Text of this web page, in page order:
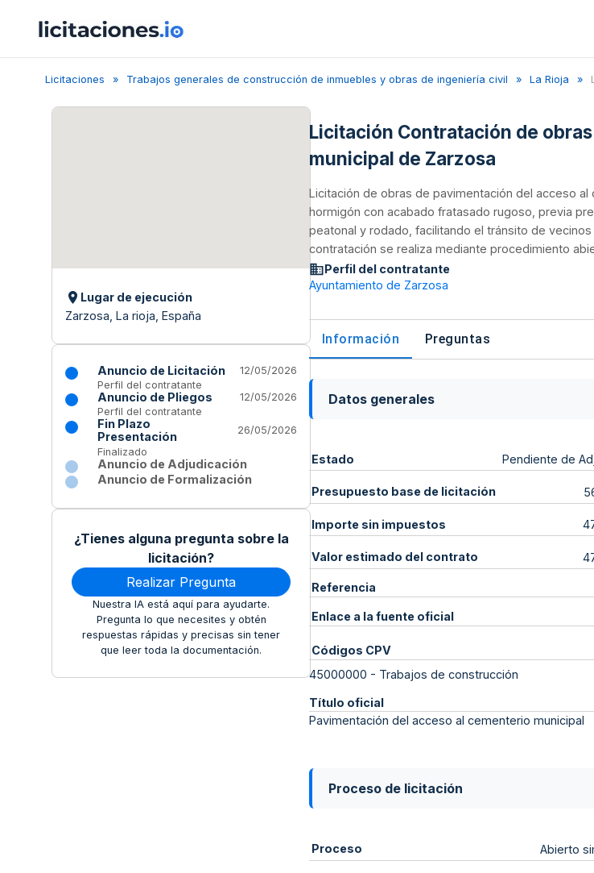
Licitaciones Trabajos generales de construcción de inmuebles y obras de ingeniería civil La Rioja
Lugar de ejecución
Zarzosa, La rioja, España
Anuncio de Licitación
12/05/2026
Perfil del contratante
Anuncio de Pliegos
12/05/2026
Perfil del contratante
Fin Plazo
Presentación
26/05/2026
Finalizado
Anuncio de Adjudicación
Anuncio de Formalización
¿Tienes alguna pregunta sobre la
licitación?
Realizar Pregunta
Nuestra IA está aquí para ayudarte.
Pregunta lo que necesites y obtén
respuestas rápidas y precisas sin tener
que leer toda la documentación.
Licitación Contratación de
municipal de Zarzosa
Licitación de obras de pavimentación del acceso
hormigón con acabado fratasado rugoso, previa
peatonal y rodado, facilitando el tránsito de
contratación se realiza mediante procedimiento
Perfil del contratante
Ayuntamiento de Zarzosa
Información Preguntas
Datos generales
Estado Pendiente de
Presupuesto base de licitación
Importe sin impuestos
Valor estimado del contrato
Referencia
Enlace a la fuente oficial
Códigos CPV
45000000 - Trabajos de construcción
Título oficial
Pavimentación del acceso al cementerio municipal
Proceso de licitación
Proceso Abierto